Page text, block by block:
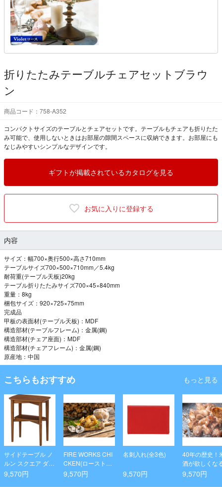
折りたたみテーブルチェアセットブラウ
ン
商品コード：758-A352
コンパクトサイズのテーブルとチェアセットです。テーブルもチェアも折りたた
み可能で、使用しないときはお部屋の隙間スペースに収納できます。お部屋にも
なじみやすいシンプルなデザインです。
ギフトが掲載されているカタログを見る
お気に入りに登録する
内容
サイズ：幅700×奥行500×高さ710mm
テーブルサイズ700×500×710mm／5.4kg
耐荷重(テーブル天板)20kg
テーブル折りたたみサイズ700×45×840mm
重量：8kg
梱包サイズ：920×725×75mm
完成品
甲板の表面材(テーブル天板)：MDF
構造部材(テーブルフレーム)：金属(鋼)
構造部材(チェア座面)：MDF
構造部材(チェアフレーム)：金属(鋼)
原産地：中国
こちらもおすすめ もっと見る
サイドテーブル ノ
ルン スクエア ダー
クブラウン
9,570円
FIRE WORKS CHI
CKEN(ローストチ
キン)×2セット
9,570円
名刺入れ(全3色)
9,570円
40年の歴史！
酒が欲しくな
「大人焼肉サ
9,570円